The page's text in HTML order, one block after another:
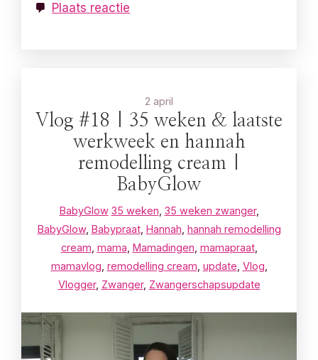
Plaats reactie
2 april
Vlog #18 | 35 weken & laatste
werkweek en hannah
remodelling cream |
BabyGlow
BabyGlow 35 weken 35 weken zwanger,
BabyGlow, Babypraat, Hannah hannah remodelling
cream mama Mamadingen mamapraat,
mamavlog remodelling cream update Vlog
Vlogger, Zwanger, Zwangerschapsupdate